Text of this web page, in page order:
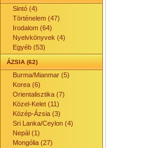
Sintó (4)
Történelem (47)
Irodalom (64)
Nyelvkönyvek (4)
Egyéb (53)
ÁZSIA (62)
Burma/Mianmar (5)
Korea (6)
Orientalisztika (7)
Közel-Kelet (11)
Közép-Ázsia (3)
Sri Lanka/Ceylon (4)
Nepál (1)
Mongólia (27)